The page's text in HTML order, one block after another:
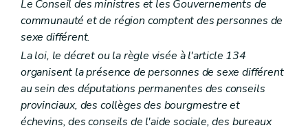
Art. 178
Art. 179
Art. 180
Art. 181
Titre VI DE LA FORCE PUBLIQUE
Art. 182
Art. 183
Art. 184
Art. 185
Le Conseil des ministres et les Gouvernements de
communauté et de région comptent des personnes de
sexe différent.
La loi, le décret ou la règle visée à l'article 134
organisent la présence de personnes de sexe différent
au sein des députations permanentes des conseils
provinciaux, des collèges des bourgmestre et
échevins, des conseils de l'aide sociale, des bureaux